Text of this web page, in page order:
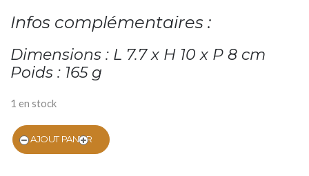
Infos complémentaires :
Dimensions : L 7.7 x H 10 x P 8 cm
Poids : 165 g
1 en stock
AJOUT PANIER